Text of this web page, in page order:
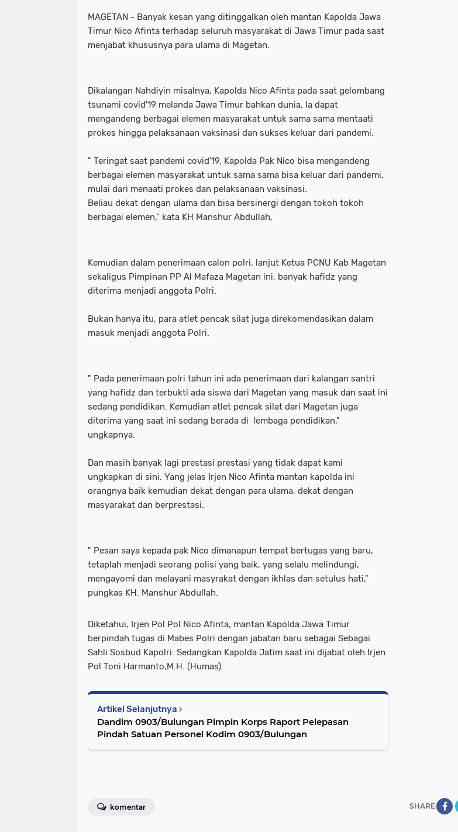
MAGETAN - Banyak kesan yang ditinggalkan oleh mantan Kapolda Jawa
Timur Nico Afinta terhadap seluruh masyarakat di Jawa Timur pada saat
menjabat khususnya para ulama di Magetan.
Dikalangan Nahdiyin misalnya, Kapolda Nico Afinta pada saat gelombang
tsunami covid'19 melanda Jawa Timur bahkan dunia, Ia dapat
mengandeng berbagai elemen masyarakat untuk sama sama mentaati
prokes hingga pelaksanaan vaksinasi dan sukses keluar dari pandemi.
" Teringat saat pandemi covid'19, Kapolda Pak Nico bisa mengandeng
berbagai elemen masyarakat untuk sama sama bisa keluar dari pandemi,
mulai dari menaati prokes dan pelaksanaan vaksinasi.
Beliau dekat dengan ulama dan bisa bersinergi dengan tokoh tokoh
berbagai elemen," kata KH Manshur Abdullah,
Kemudian dalam penerimaan calon polri, lanjut Ketua PCNU Kab Magetan
sekaligus Pimpinan PP Al Mafaza Magetan ini, banyak hafidz yang
diterima menjadi anggota Polri.
Bukan hanya itu, para atlet pencak silat juga direkomendasikan dalam
masuk menjadi anggota Polri.
" Pada penerimaan polri tahun ini ada penerimaan dari kalangan santri
yang hafidz dan terbukti ada siswa dari Magetan yang masuk dan saat ini
sedang pendidikan. Kemudian atlet pencak silat dari Magetan juga
diterima yang saat ini sedang berada di lembaga pendidikan,"
ungkapnya.
Dan masih banyak lagi prestasi prestasi yang tidak dapat kami
ungkapkan di sini. Yang jelas Irjen Nico Afinta mantan kapolda ini
orangnya baik kemudian dekat dengan para ulama, dekat dengan
masyarakat dan berprestasi.
" Pesan saya kepada pak Nico dimanapun tempat bertugas yang baru,
tetaplah menjadi seorang polisi yang baik, yang selalu melindungi,
mengayomi dan melayani masyrakat dengan ikhlas dan setulus hati,"
pungkas KH. Manshur Abdullah.
Diketahui, Irjen Pol Pol Nico Afinta, mantan Kapolda Jawa Timur
berpindah tugas di Mabes Polri dengan jabatan baru sebagai Sebagai
Sahli Sosbud Kapolri. Sedangkan Kapolda Jatim saat ini dijabat oleh Irjen
Pol Toni Harmanto,M.H. (Humas).
Artikel Selanjutnya
Dandim 0903/Bulungan Pimpin Korps Raport Pelepasan
Pindah Satuan Personel Kodim 0903/Bulungan
SHARE
komentar